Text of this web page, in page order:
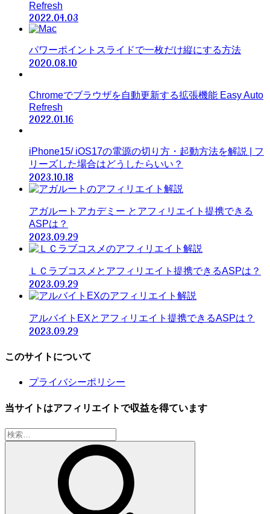
Refresh
2022.04.03
パワーポイントスライドで一枚だけ縦にする方法
2020.08.10
Chromeでブラウザを自動更新する拡張機能 Easy Auto
Refresh
2022.01.16
iPhone15/ iOS17の電源の切り方・起動方法を解説 | フ
リーズした場合はどうしたらいい？
2023.10.18
アガルートアカデミー とアフィリエイト提携できる
ASPは？
2023.09.29
ＬＣラブコスメとアフィリエイト提携できるASPは？
2023.09.29
アルバイトEXとアフィリエイト提携できるASPは？
2023.09.29
このサイトについて
プライバシーポリシー
当サイトはアフィリエイトで収益を得ています
検
索: